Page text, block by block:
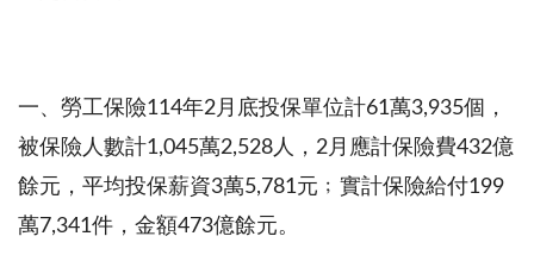
一、勞工保險114年2月底投保單位計61萬3,935個，
被保險人數計1,045萬2,528人，2月應計保險費432億
餘元，平均投保薪資3萬5,781元﹔實計保險給付199
萬7,341件，金額473億餘元。